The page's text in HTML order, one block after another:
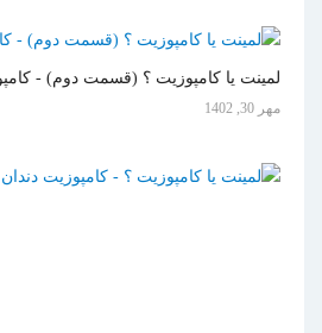
لمینت یا کامپوزیت ؟ (قسمت دوم) -
مهر 30, 1402